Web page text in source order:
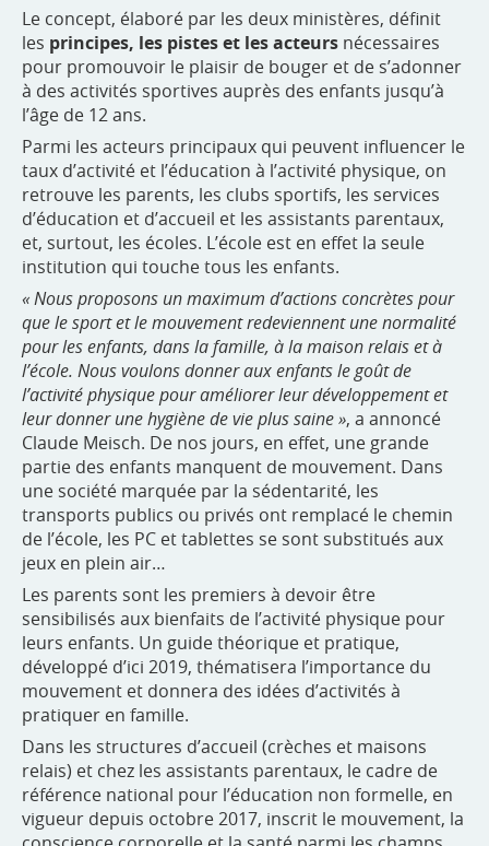
Le concept, élaboré par les deux ministères, définit
les principes, les pistes et les acteurs nécessaires
pour promouvoir le plaisir de bouger et de s’adonner
à des activités sportives auprès des enfants jusqu’à
l’âge de 12 ans.
Parmi les acteurs principaux qui peuvent influencer le
taux d’activité et l’éducation à l’activité physique, on
retrouve les parents, les clubs sportifs, les services
d’éducation et d’accueil et les assistants parentaux,
et, surtout, les écoles. L’école est en effet la seule
institution qui touche tous les enfants.
« Nous proposons un maximum d’actions concrètes pour
que le sport et le mouvement redeviennent une normalité
pour les enfants, dans la famille, à la maison relais et à
l’école. Nous voulons donner aux enfants le goût de
l’activité physique pour améliorer leur développement et
leur donner une hygiène de vie plus saine », a annoncé
Claude Meisch. De nos jours, en effet, une grande
partie des enfants manquent de mouvement. Dans
une société marquée par la sédentarité, les
transports publics ou privés ont remplacé le chemin
de l’école, les PC et tablettes se sont substitués aux
jeux en plein air…
Les parents sont les premiers à devoir être
sensibilisés aux bienfaits de l’activité physique pour
leurs enfants. Un guide théorique et pratique,
développé d’ici 2019, thématisera l’importance du
mouvement et donnera des idées d’activités à
pratiquer en famille.
Dans les structures d’accueil (crèches et maisons
relais) et chez les assistants parentaux, le cadre de
référence national pour l’éducation non formelle, en
vigueur depuis octobre 2017, inscrit le mouvement, la